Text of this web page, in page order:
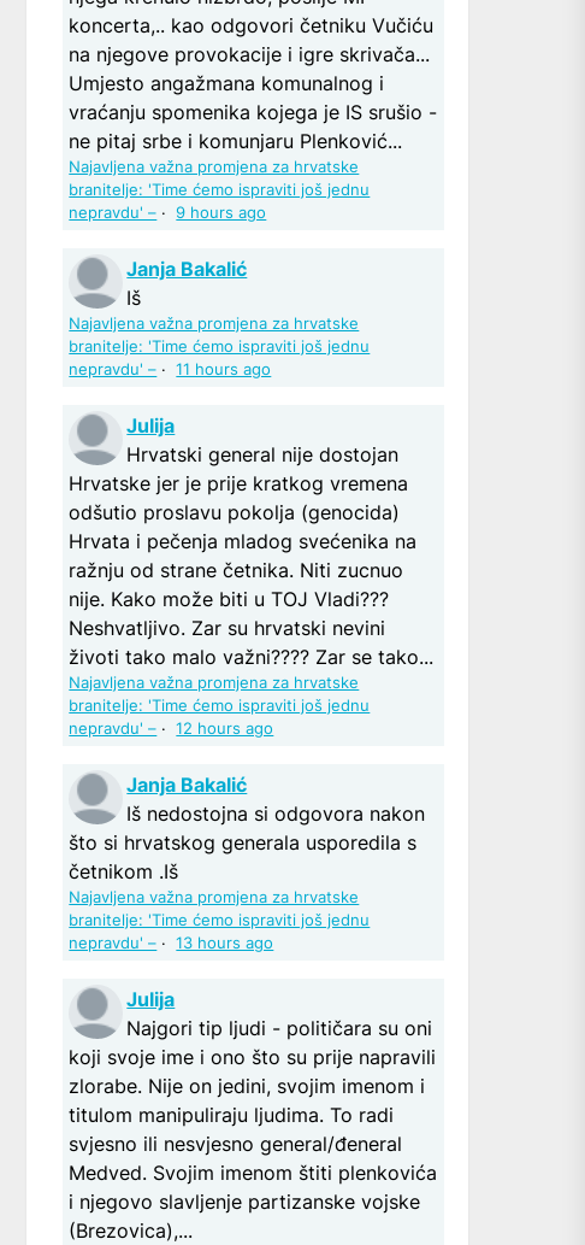
koncerta,.. kao odgovori četniku Vučiću
na njegove provokacije i igre skrivača...
Umjesto angažmana komunalnog i
vraćanju spomenika kojega je IS srušio -
ne pitaj srbe i komunjaru Plenković...
Najavljena važna promjena za hrvatske
branitelje: 'Time ćemo ispraviti još jednu
nepravdu' – ·9 hours ago
Janja Bakalić
Iš
Najavljena važna promjena za hrvatske
branitelje: 'Time ćemo ispraviti još jednu
nepravdu' – ·11 hours ago
Julija
Hrvatski general nije dostojan
Hrvatske jer je prije kratkog vremena
odšutio proslavu pokolja (genocida)
Hrvata i pečenja mladog svećenika na
ražnju od strane četnika. Niti zucnuo
nije. Kako može biti u TOJ Vladi???
Neshvatljivo. Zar su hrvatski nevini
životi tako malo važni???? Zar se tako...
Najavljena važna promjena za hrvatske
branitelje: 'Time ćemo ispraviti još jednu
nepravdu' – ·12 hours ago
Janja Bakalić
Iš nedostojna si odgovora nakon
što si hrvatskog generala usporedila s
četnikom .Iš
Najavljena važna promjena za hrvatske
branitelje: 'Time ćemo ispraviti još jednu
nepravdu' – ·13 hours ago
Julija
Najgori tip ljudi - političara su oni
koji svoje ime i ono što su prije napravili
zlorabe. Nije on jedini, svojim imenom i
titulom manipuliraju ljudima. To radi
svjesno ili nesvjesno general/đeneral
Medved. Svojim imenom štiti plenkovića
i njegovo slavljenje partizanske vojske
(Brezovica),...